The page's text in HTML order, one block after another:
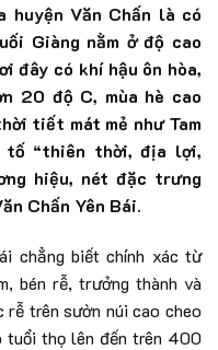
huyện Văn Chấn là có
Giàng nằm ở độ cao
đây có khí hậu ôn hòa,
20 độ C, mùa hè cao
tiết mát mẻ như Tam
tố “thiên thời, địa lợi,
hiệu, nét đặc trưng
Chấn Yên Bái.
chẳng biết chính xác từ
bén rễ, trưởng thành và
rễ trên sườn núi cao cheo
tuổi thọ lên đến trên 400